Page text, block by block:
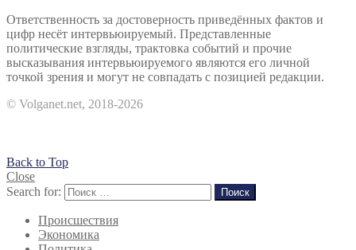
Ответственность за достоверность приведённых фактов и
цифр несёт интервьюируемый. Представленные
политические взгляды, трактовка событий и прочие
высказывания интервьюируемого являются его личной
точкой зрения и могут не совпадать с позицией редакции.
© Volganet.net, 2018-2026
Back to Top
Close
Search for:
Поиск
Происшествия
Экономика